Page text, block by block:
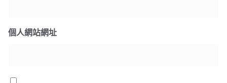
個人網站網址